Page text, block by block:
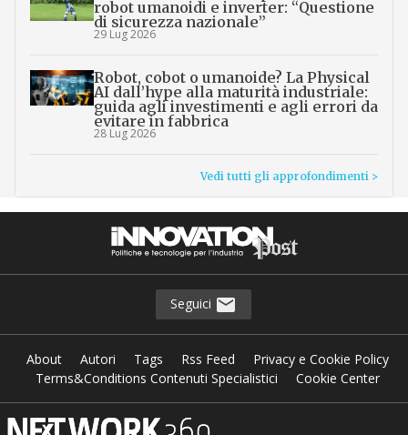
robot umanoidi e inverter: “Questione
di sicurezza nazionale”
29 Lug 2026
Robot, cobot o umanoide? La Physical
AI dall’hype alla maturità industriale:
guida agli investimenti e agli errori da
evitare in fabbrica
28 Lug 2026
Vedi tutti gli approfondimenti >
Seguici
About Autori Tags Rss Feed
Privacy e Cookie Policy
Terms&Conditions Contenuti Specialistici
Cookie Center